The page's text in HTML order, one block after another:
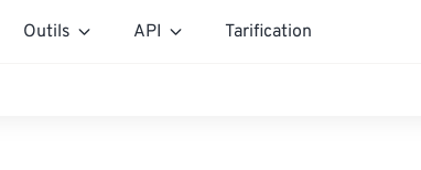
Outils API Tarification